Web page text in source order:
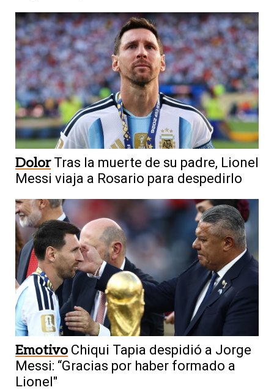
Dolor Tras la muerte de su padre, Lionel
Messi viaja a Rosario para despedirlo
Emotivo Chiqui Tapia despidió a Jorge
Messi: “Gracias por haber formado a
Lionel"